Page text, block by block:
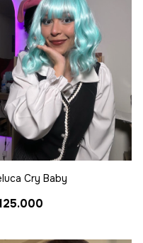
Cry Baby